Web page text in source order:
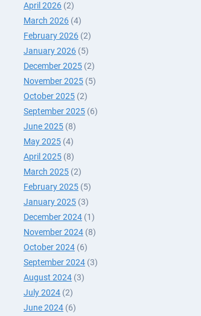
April 2026 (2)
March 2026 (4)
February 2026 (2)
January 2026 (5)
December 2025 (2)
November 2025 (5)
October 2025 (2)
September 2025 (6)
June 2025 (8)
May 2025 (4)
April 2025 (8)
March 2025 (2)
February 2025 (5)
January 2025 (3)
December 2024 (1)
November 2024 (8)
October 2024 (6)
September 2024 (3)
August 2024 (3)
July 2024 (2)
June 2024 (6)